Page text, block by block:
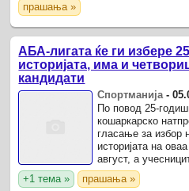
прашања »
АБА-лигата ќе ги избере
историјата, има и
кандидати
Спортманија -
По повод 25-
кошаркарско
гласање за избор
историјата на
август, а
изберат 25-мина
листа, за кои ...
+1 тема » прашања »